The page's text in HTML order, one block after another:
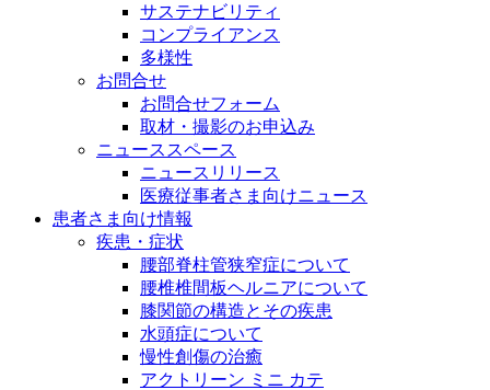
サステナビリティ
コンプライアンス
多様性
お問合せ
お問合せフォーム
取材・撮影のお申込み
ニューススペース
ニュースリリース
医療従事者さま向けニュース
患者さま向け情報
疾患・症状
腰部脊柱管狭窄症について
腰椎椎間板ヘルニアについて
膝関節の構造とその疾患
水頭症について
慢性創傷の治癒
アクトリーン ミニ カテ